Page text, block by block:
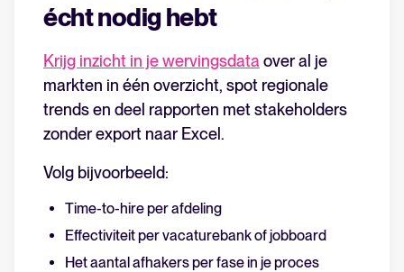
écht nodig hebt
Krijg inzicht in je wervingsdata over al je
markten in één overzicht, spot regionale
trends en deel rapporten met stakeholders
zonder export naar Excel.
Volg bijvoorbeeld:
Time-to-hire per afdeling
Effectiviteit per vacaturebank of jobboard
Het aantal afhakers per fase in je proces